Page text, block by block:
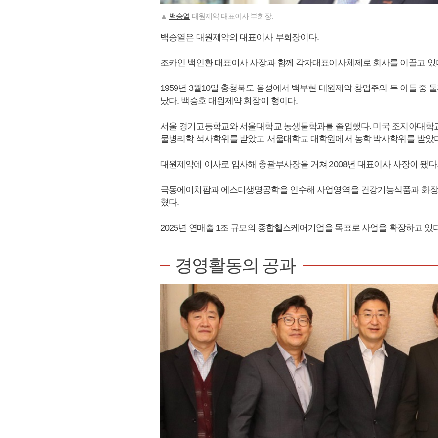
▲ 백승열 대원제약 대표이사 부회장.
백승열은 대원제약의 대표이사 부회장이다.
조카인 백인환 대표이사 사장과 함께 각자대표이사체제로 회사를 이끌고 있
1959년 3월10일 충청북도 음성에서 백부현 대원제약 창업주의 두 아들 중
났다. 백승호 대원제약 회장이 형이다.
서울 경기고등학교와 서울대학교 농생물학과를 졸업했다. 미국 조지아대학
물병리학 석사학위를 받았고 서울대학교 대학원에서 농학 박사학위를 받았
대원제약에 이사로 입사해 총괄부사장을 거쳐 2008년 대표이사 사장이 됐다
극동에이치팜과 에스디생명공학을 인수해 사업영역을 건강기능식품과 화
혔다.
2025년 연매출 1조 규모의 종합헬스케어기업을 목표로 사업을 확장하고 있
경영활동의 공과